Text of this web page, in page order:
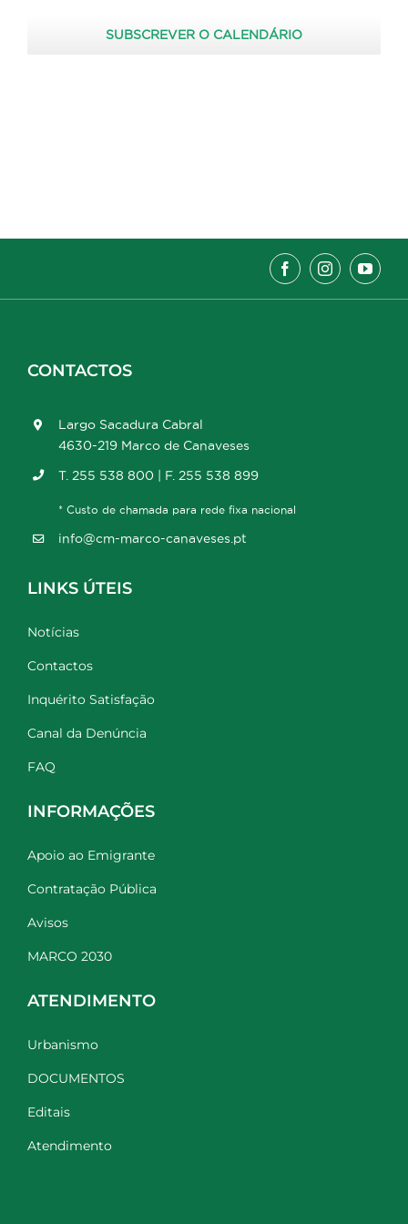
SUBSCREVER O CALENDÁRIO
CONTACTOS
Largo Sacadura Cabral
4630-219 Marco de Canaveses
T. 255 538 800 | F. 255 538 899
* Custo de chamada para rede fixa nacional
info@cm-marco-canaveses.pt
LINKS ÚTEIS
Notícias
Contactos
Inquérito Satisfação
Canal da Denúncia
FAQ
INFORMAÇÕES
Apoio ao Emigrante
Contratação Pública
Avisos
MARCO 2030
ATENDIMENTO
Urbanismo
DOCUMENTOS
Editais
Atendimento